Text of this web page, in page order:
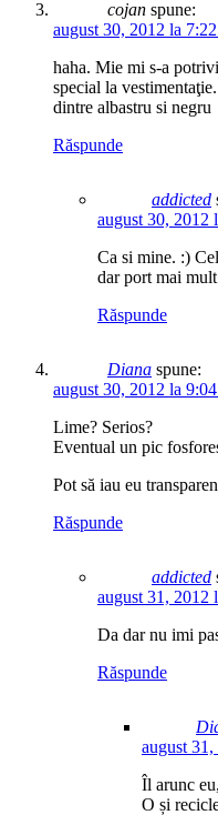
cojan spune:
august 30, 2012 la
haha. Mie mi s-a
special la
dintre albastru si negru
Răspunde
addicted
august 30, 2012
Ca si mine. :)
dar port mai
Răspunde
Diana spune:
august 30, 2012 la
Lime? Serios?
Eventual un pic
Pot să iau eu
Răspunde
addicted
august 31, 2012
Da dar nu imi
Răspunde
august
Îl arunc
O și